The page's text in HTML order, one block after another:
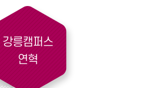
강릉캠퍼스
연혁